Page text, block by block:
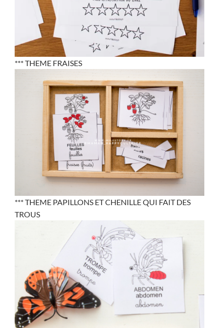
*** THEME FRAISES
*** THEME PAPILLONS ET CHENILLE QUI FAIT DES
TROUS